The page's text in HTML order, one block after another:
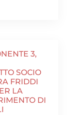
3,
SOCIO
FRIDDI
LA
DI